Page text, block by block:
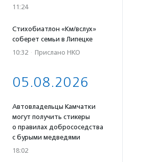
11:24
Стихобиатлон «Км/вслух»
соберет семьи в Липецке
10:32 · Прислано НКО
05.08.2026
Автовладельцы Камчатки
могут получить стикеры
о правилах добрососедства
с бурыми медведями
18:02